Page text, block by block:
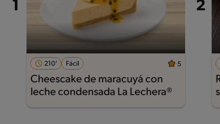
210' Fácil 5
Cheescake de maracuyá con
leche condensada La Lechera®